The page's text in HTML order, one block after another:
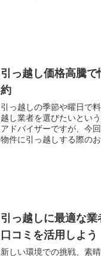
引っ越し価格高騰
約
引っ越しの季節や曜日で
越し業者を選びたいとい
アドバイザーですが、今
物件に引っ越しする際の
引っ越しに最適な
口コミを活用しよう
新しい環境での挑戦、素